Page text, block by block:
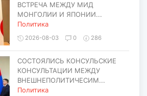
ВСТРЕЧА МЕЖДУ МИД
МОНГОЛИИ И ЯПОНИИ...
Политика
2026-08-03 0 286
СОСТОЯЛИСЬ КОНСУЛЬСКИЕ
КОНСУЛЬТАЦИИ МЕЖДУ
ВНЕШНЕПОЛИТИЧЕСИМ...
Политика